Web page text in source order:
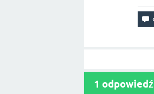
1 odpowiedź